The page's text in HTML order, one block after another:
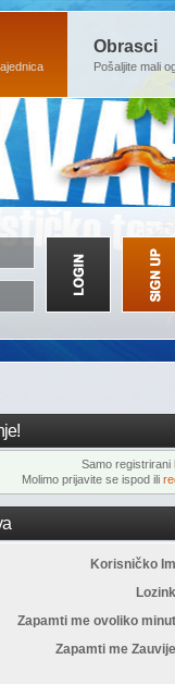
Obrasci
Pošaljite mali
Samo registrirani
Molimo prijavite se ispod ili
Korisničko
Zapamti me ovoliko
Zapamti me